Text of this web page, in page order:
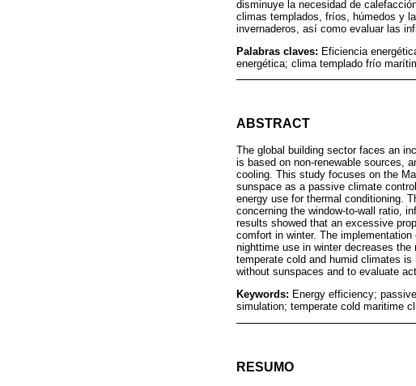
disminuye la necesidad de
climas templados, fríos, húmedos y
invernaderos, así como evaluar las
Palabras claves: Eficiencia
energética; clima templado frío
ABSTRACT
The global building sector faces an
is based on non-renewable sources,
cooling. This study focuses on the
sunspace as a passive climate
energy use for thermal conditioning.
concerning the window-to-wall ratio,
results showed that an excessive
comfort in winter. The
nighttime use in winter decreases
temperate cold and humid climates is
without sunspaces and to evaluate
Keywords: Energy efficiency;
simulation; temperate cold maritime
RESUMO